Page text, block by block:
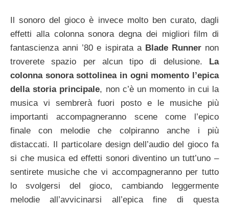
Il sonoro del gioco è invece molto ben curato, dagli
effetti alla colonna sonora degna dei migliori film di
fantascienza anni ’80 e ispirata a Blade Runnernon
troverete spazio per alcun tipo di delusione. La
colonna sonora sottolinea in ogni momento l’epica
della storia principale, non c’è un momento in cui la
musica vi sembrerà fuori posto e le musiche più
importanti accompagneranno scene come l’epico
finale con melodie che colpiranno anche i più
distaccati. Il particolare design dell’audio del gioco fa
si che musica ed effetti sonori diventino un tutt’uno –
sentirete musiche che vi accompagneranno per tutto
lo svolgersi del gioco, cambiando leggermente
melodie all’avvicinarsi all’epica fine di questa